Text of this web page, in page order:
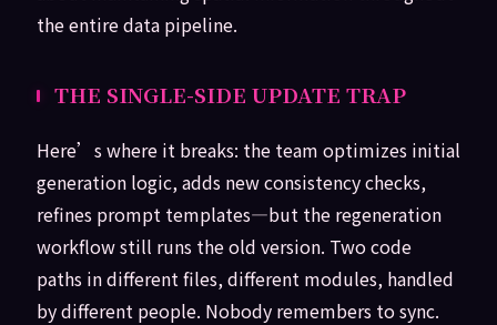
the entire data pipeline.
THE SINGLE-SIDE UPDATE TRAP
Here’s where it breaks: the team optimizes initial
generation logic, adds new consistency checks,
refines prompt templates—but the regeneration
workflow still runs the old version. Two code
paths in different files, different modules, handled
by different people. Nobody remembers to sync.